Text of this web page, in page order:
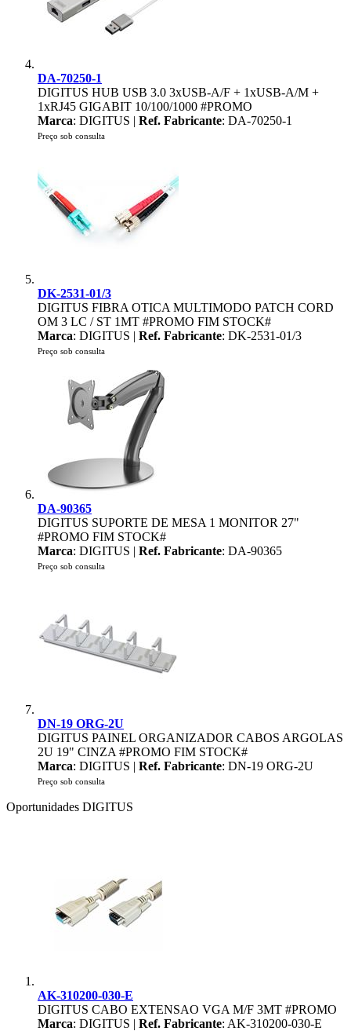
DA-70250-1
DIGITUS HUB USB 3.0 3xUSB-A/F + 1xUSB-A/M +
1xRJ45 GIGABIT 10/100/1000 #PROMO
Marca: DIGITUS | Ref. Fabricante: DA-70250-1
Preço sob consulta
DK-2531-01/3
DIGITUS FIBRA OTICA MULTIMODO PATCH CORD
OM 3 LC / ST 1MT #PROMO FIM STOCK#
Marca: DIGITUS | Ref. Fabricante: DK-2531-01/3
Preço sob consulta
DA-90365
DIGITUS SUPORTE DE MESA 1 MONITOR 27"
#PROMO FIM STOCK#
Marca: DIGITUS | Ref. Fabricante: DA-90365
Preço sob consulta
DN-19 ORG-2U
DIGITUS PAINEL ORGANIZADOR CABOS ARGOLAS
2U 19" CINZA #PROMO FIM STOCK#
Marca: DIGITUS | Ref. Fabricante: DN-19 ORG-2U
Preço sob consulta
Oportunidades DIGITUS
AK-310200-030-E
DIGITUS CABO EXTENSAO VGA M/F 3MT #PROMO
Marca: DIGITUS | Ref. Fabricante: AK-310200-030-E